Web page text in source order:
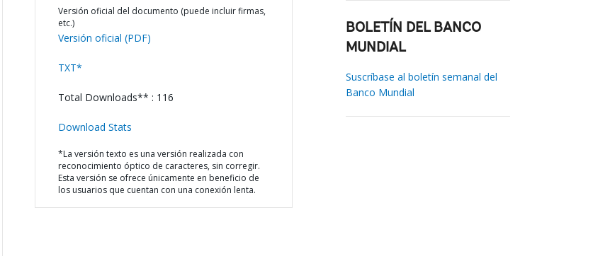
Versión oficial del documento (puede incluir firmas,
etc.)
Versión oficial (PDF)
TXT*
Total Downloads** : 116
Download Stats
*La versión texto es una versión realizada con
reconocimiento óptico de caracteres, sin corregir.
Esta versión se ofrece únicamente en beneficio de
los usuarios que cuentan con una conexión lenta.
BOLETÍN DEL BANCO
MUNDIAL
Suscríbase al boletín semanal del
Banco Mundial